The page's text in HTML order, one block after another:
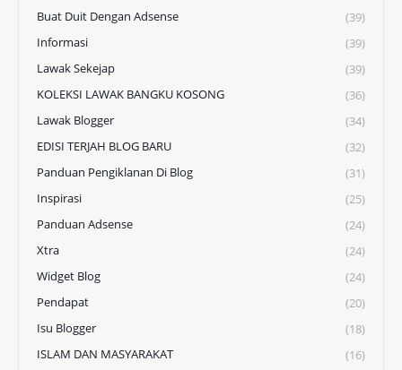
Buat Duit Dengan Adsense
(39)
Informasi
(39)
Lawak Sekejap
(39)
KOLEKSI LAWAK BANGKU KOSONG
(36)
Lawak Blogger
(34)
EDISI TERJAH BLOG BARU
(32)
Panduan Pengiklanan Di Blog
(31)
Inspirasi
(25)
Panduan Adsense
(24)
Xtra
(24)
Widget Blog
(24)
Pendapat
(20)
Isu Blogger
(18)
ISLAM DAN MASYARAKAT
(16)